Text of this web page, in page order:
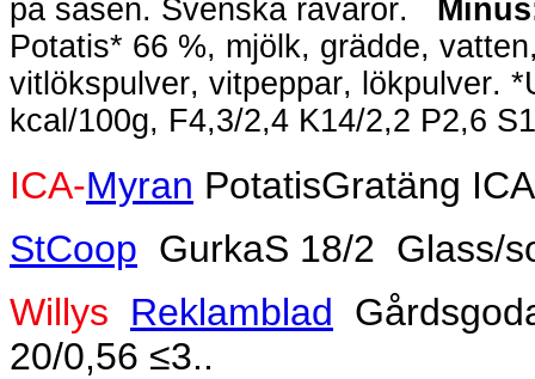
på såsen. Svenska råvaror.
Potatis* 66 %, mjölk, grädde,
vitlökspulver, vitpeppar, lökpulver.
kcal/100g, F4,3/2,4 K14/2,2 P2,6
ICA-Myran PotatisGratäng
StCoop GurkaS 18/2 Glass/
Willys Reklamblad
20/0,56 ≤3..